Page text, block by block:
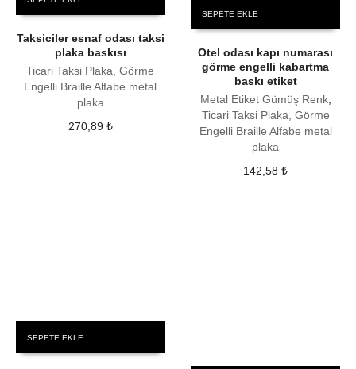
Taksiciler esnaf odası taksi
plaka baskısı
Ticari Taksi Plaka, Görme
Engelli Braille Alfabe metal
plaka
270,89 ₺
SEPETE EKLE
Otel odası kapı numarası
görme engelli kabartma
baskı etiket
Metal Etiket Gümüş Renk,
Ticari Taksi Plaka, Görme
Engelli Braille Alfabe metal
plaka
142,58₺
SEPETE EKLE